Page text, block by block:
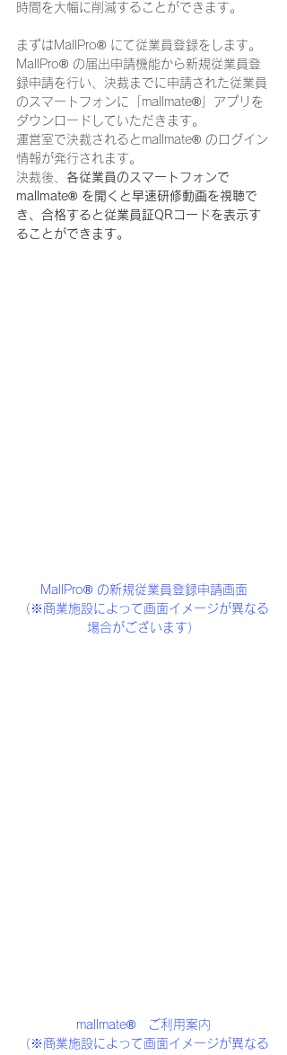
時間を大幅に削減することができます。
まずはMallPro® にて従業員登録をします。
MallPro® の届出申請機能から新規従業員登
録申請を行い、決裁までに申請された従業員
のスマートフォンに「mallmate®」アプリを
ダウンロードしていただきます。
運営室で決裁されるとmallmate® のログイン
情報が発行されます。
決裁後、 各従業員のスマートフォンで
mallmate® を開くと早速研修動画を視聴で
き、合格すると従業員証QRコードを表示す
ることができます。
MallPro® の新規従業員登録申請画面
（※商業施設によって画面イメージが異なる
場合がございます）
mallmate®　ご利用案内
（※商業施設によって画面イメージが異なる